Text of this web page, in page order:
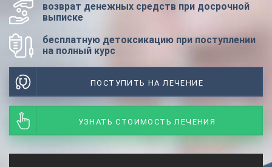
возврат денежных средств при досрочной
выписке
бесплатную детоксикацию при поступлении
на полный курс
ПОСТУПИТЬ НА ЛЕЧЕНИЕ
УЗНАТЬ СТОИМОСТЬ ЛЕЧЕНИЯ